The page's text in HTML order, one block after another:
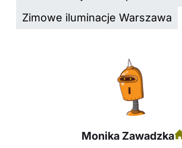
Zimowe iluminacje Warszawa
Monika Zawadzka